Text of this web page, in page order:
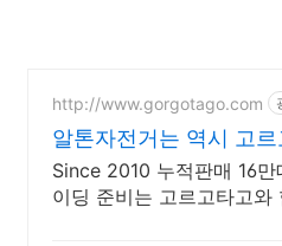
http://www.gorgotago.com
알톤자전거는 역시 고
Since 2010 누적판매 16
이딩 준비는 고르고타고와